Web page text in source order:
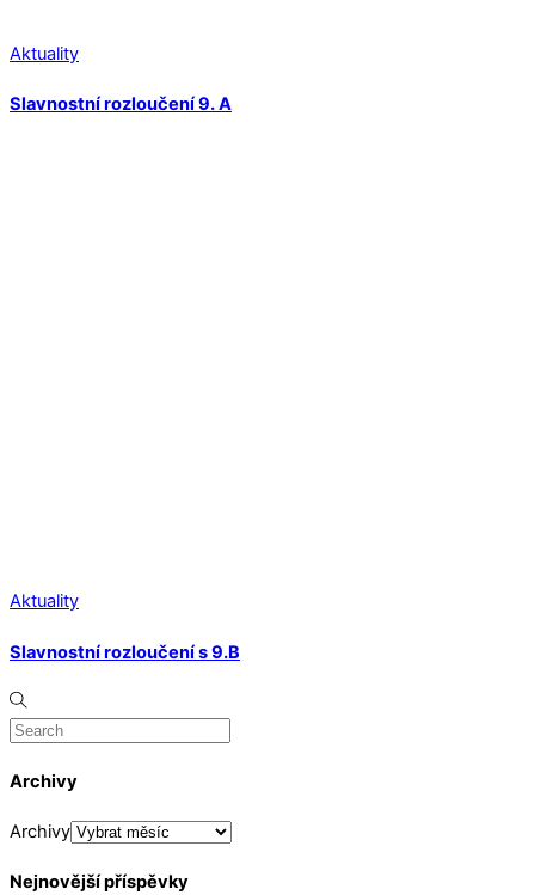
Aktuality
Slavnostní rozloučení 9. A
Aktuality
Slavnostní rozloučení s 9.B
Archivy
Archivy
Nejnovější příspěvky